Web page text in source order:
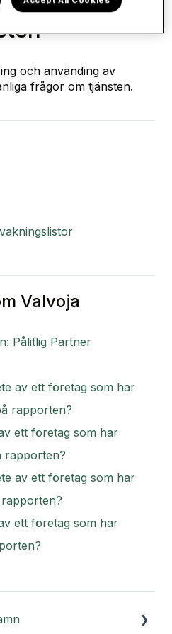
och använding av
frågor om tjänsten.
Valvoja
Pålitlig Partner
av ett företag som har
rapporten?
ett företag som har
rapporten?
av ett företag som har
ett företag som har